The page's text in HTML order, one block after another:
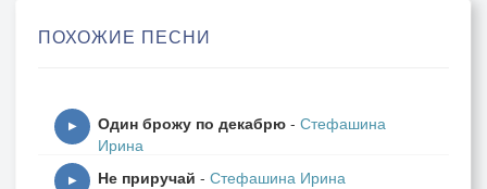
Поседевшими вмиг от кошмара.
Воздух горький, пропитанный стоном,
Где стояла, когда-то Хатынь,
На земле до костей опаленной.
ПОХОЖИЕ ПЕСНИ
▶ Один брожу по декабрю - Стефашина
Ирина
▶ Не приручай - Стефашина Ирина